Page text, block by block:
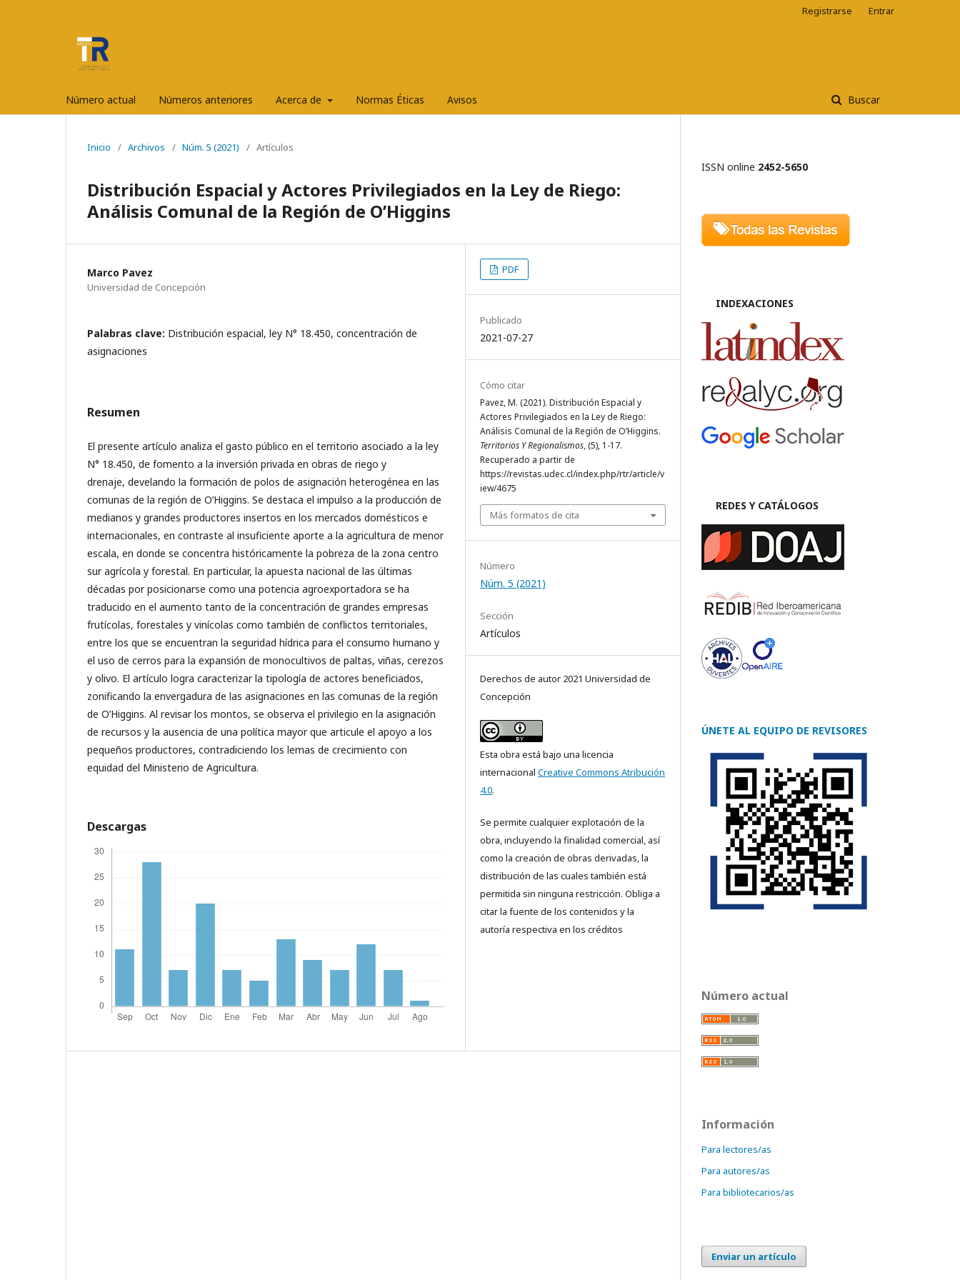
Número actual Números anteriores Acerca de Normas Éticas Avisos Buscar
Registrarse Entrar
Inicio / Archivos / Núm. 5 (2021) / Artículos
Distribución Espacial y Actores Privilegiados en la Ley de Riego:
Análisis Comunal de la Región de O’Higgins
Marco Pavez
Universidad de Concepción
Palabras clave: Distribución espacial, ley N° 18.450, concentración de
asignaciones
Resumen
El presente artículo analiza el gasto público en el territorio asociado a la ley
N° 18.450, de fomento a la inversión privada en obras de riego y
drenaje, develando la formación de polos de asignación heterogénea en las
comunas de la región de O’Higgins. Se destaca el impulso a la producción de
medianos y grandes productores insertos en los mercados domésticos e
internacionales, en contraste al insuficiente aporte a la agricultura de menor
escala, en donde se concentra históricamente la pobreza de la zona centro
sur agrícola y forestal. En particular, la apuesta nacional de las últimas
décadas por posicionarse como una potencia agroexportadora se ha
traducido en el aumento tanto de la concentración de grandes empresas
frutícolas, forestales y vinícolas como también de conflictos territoriales,
entre los que se encuentran la seguridad hídrica para el consumo humano y
el uso de cerros para la expansión de monocultivos de paltas, viñas, cerezos
y olivo. El artículo logra caracterizar la tipología de actores beneficiados,
zonificando la envergadura de las asignaciones en las comunas de la región
de O’Higgins. Al revisar los montos, se observa el privilegio en la asignación
de recursos y la ausencia de una política mayor que articule el apoyo a los
pequeños productores, contradiciendo los lemas de crecimiento con
equidad del Ministerio de Agricultura.
Descargas
PDF
Publicado
2021-07-27
Cómo citar
Pavez, M. (2021). Distribución Espacial y
Actores Privilegiados en la Ley de Riego:
Análisis Comunal de la Región de O’Higgins.
Territorios Y Regionalismos, (5), 1-17.
Recuperado a partir de
https://revistas.udec.cl/index.php/rtr/article/v
iew/4675
Más formatos de cita
Número
Núm. 5 (2021)
Sección
Artículos
Derechos de autor 2021 Universidad de
Concepción
Esta obra está bajo una licencia
internacional Creative Commons Atribución
4.0.
Se permite cualquier explotación de la
obra, incluyendo la finalidad comercial, así
como la creación de obras derivadas, la
distribución de las cuales también está
permitida sin ninguna restricción. Obliga a
citar la fuente de los contenidos y la
autoría respectiva en los créditos
ISSN online 2452-5650
INDEXACIONES
REDES Y CATÁLOGOS
ÚNETE AL EQUIPO DE REVISORES
Número actual
Información
Para lectores/as
Para autores/as
Para bibliotecarios/as
Enviar un artículo